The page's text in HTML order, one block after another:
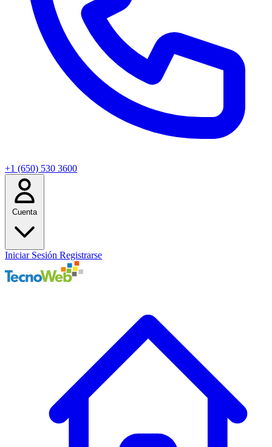
+1 (650) 530 3600
Cuenta
Iniciar Sesión Registrarse